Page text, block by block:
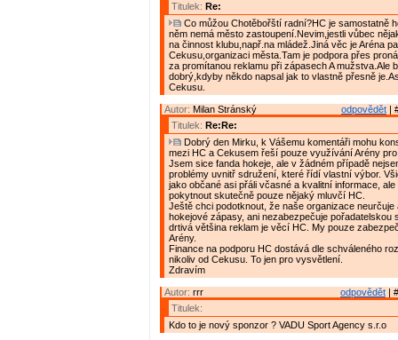
Titulek: Re:
Co můžou Chotěbořští radní?HC je samostatně
něm nemá město zastoupení.Nevim,jestli vůbec
na činnost klubu,např.na mládež.Jiná věc je Aréna
Cekusu,organizaci města.Tam je podpora přes
za promítanou reklamu při zápasech A mužstva.Ale
dobrý,kdyby někdo napsal jak to vlastně přesně
Cekusu.
odpovědět |
Autor: Milan Stránský
Titulek: Re:Re:
Dobrý den Mirku, k Vášemu komentáři mohu
mezi HC a Cekusem řeší pouze využívání Arény
Jsem sice fanda hokeje, ale v žádném případě
problémy uvnitř sdružení, které řídí vlastní výbor.
jako občané asi přáli včasné a kvalitní informace, ale
pokytnout skutečně pouze nějaký mluvčí HC.
Ještě chci podotknout, že naše organizace neurčuje
hokejové zápasy, ani nezabezpečuje pořadatelskou
drtivá většina reklam je věcí HC. My pouze
Arény.
Finance na podporu HC dostává dle schváleného
nikoliv od Cekusu. To jen pro vysvětlení.
Zdravím
odpovědět |
Autor: rrr
Titulek:
Kdo to je nový sponzor ? VADU Sport Agency s.r.o